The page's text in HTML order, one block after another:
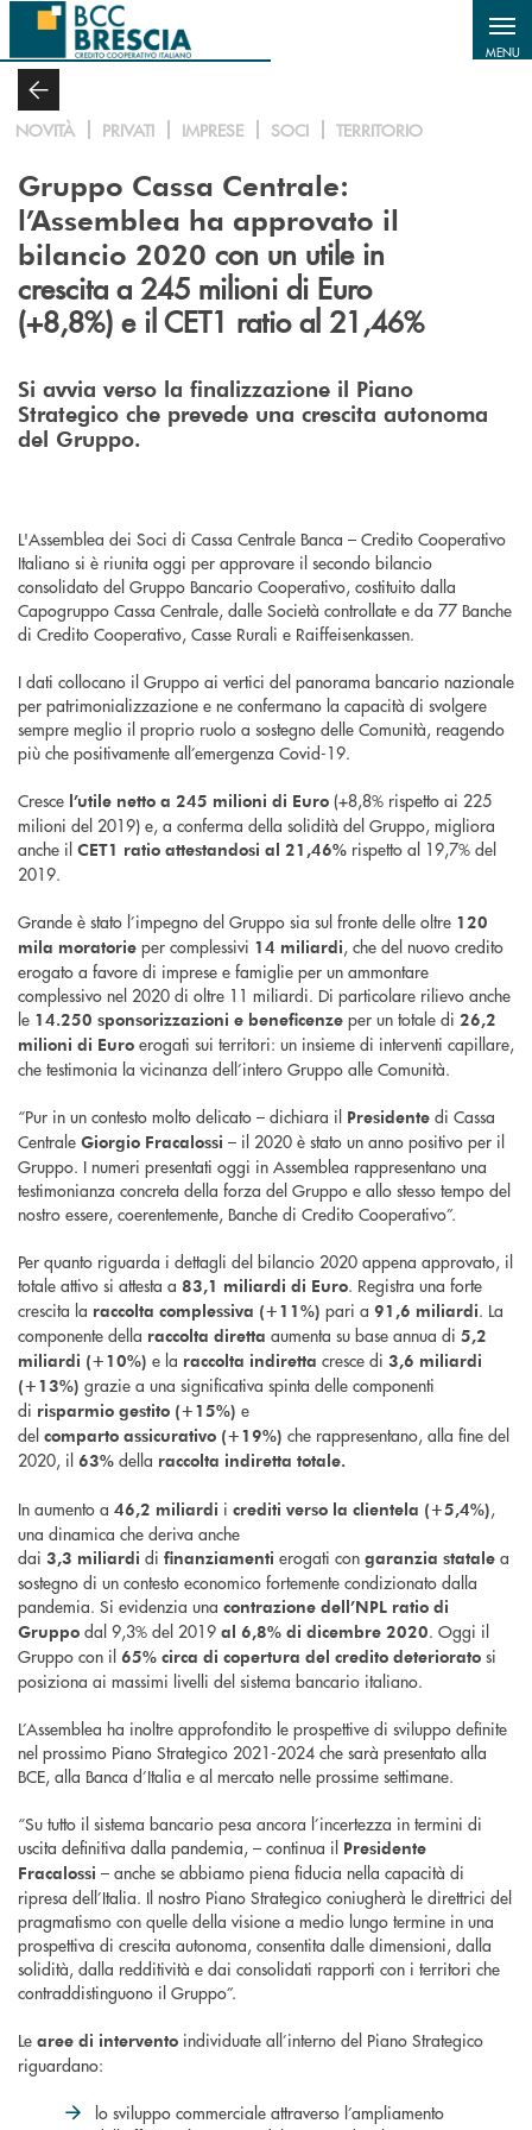
Salta al contenuto principale
MENU
NOVITÀ PRIVATI IMPRESE SOCI TERRITORIO
Gruppo Cassa Centrale:
l’Assemblea ha approvato il
bilancio 2020 con un utile in
crescita a 245 milioni di Euro
(+8,8%) e il CET1 ratio al 21,46%
Si avvia verso la finalizzazione il Piano
Strategico che prevede una crescita autonoma
del Gruppo.
L'Assemblea dei Soci di Cassa Centrale Banca – Credito Cooperativo
Italiano si è riunita oggi per approvare il secondo bilancio
consolidato del Gruppo Bancario Cooperativo, costituito dalla
Capogruppo Cassa Centrale, dalle Società controllate e da 77 Banche
di Credito Cooperativo, Casse Rurali e Raiffeisenkassen.
I dati collocano il Gruppo ai vertici del panorama bancario nazionale
per patrimonializzazione e ne confermano la capacità di svolgere
sempre meglio il proprio ruolo a sostegno delle Comunità, reagendo
più che positivamente all’emergenza Covid-19.
Cresce l’utile netto a 245 milioni di Euro (+8,8% rispetto ai 225
milioni del 2019) e, a conferma della solidità del Gruppo, migliora
anche il CET1 ratio attestandosi al 21,46% rispetto al 19,7% del
2019.
Grande è stato l’impegno del Gruppo sia sul fronte delle oltre 120
mila moratorie per complessivi 14 miliardi, che del nuovo credito
erogato a favore di imprese e famiglie per un ammontare
complessivo nel 2020 di oltre 11 miliardi. Di particolare rilievo anche
le 14.250 sponsorizzazioni e beneficenze per un totale di 26,2
milioni di Euro erogati sui territori: un insieme di interventi capillare,
che testimonia la vicinanza dell’intero Gruppo alle Comunità.
“Pur in un contesto molto delicato – dichiara il Presidente di Cassa
Centrale Giorgio Fracalossi – il 2020 è stato un anno positivo per il
Gruppo. I numeri presentati oggi in Assemblea rappresentano una
testimonianza concreta della forza del Gruppo e allo stesso tempo del
nostro essere, coerentemente, Banche di Credito Cooperativo”.
Per quanto riguarda i dettagli del bilancio 2020 appena approvato, il
totale attivo si attesta a 83,1 miliardi di Euro. Registra una forte
crescita la raccolta complessiva (+11%) pari a 91,6 miliardi. La
componente della raccolta diretta aumenta su base annua di 5,2
miliardi (+10%) e la raccolta indiretta cresce di 3,6 miliardi
(+13%) grazie a una significativa spinta delle componenti
di risparmio gestito (+15%) e
del comparto assicurativo (+19%) che rappresentano, alla fine del
2020, il 63% della raccolta indiretta totale.
In aumento a 46,2 miliardi i crediti verso la clientela (+5,4%),
una dinamica che deriva anche
dai 3,3 miliardi di finanziamenti erogati con garanzia statale a
sostegno di un contesto economico fortemente condizionato dalla
pandemia. Si evidenzia una contrazione dell’NPL ratio di
Gruppo dal 9,3% del 2019 al 6,8% di dicembre 2020. Oggi il
Gruppo con il 65% circa di copertura del credito deteriorato si
posiziona ai massimi livelli del sistema bancario italiano.
L’Assemblea ha inoltre approfondito le prospettive di sviluppo definite
nel prossimo Piano Strategico 2021-2024 che sarà presentato alla
BCE, alla Banca d’Italia e al mercato nelle prossime settimane.
“Su tutto il sistema bancario pesa ancora l’incertezza in termini di
uscita definitiva dalla pandemia, – continua il Presidente
Fracalossi – anche se abbiamo piena fiducia nella capacità di
ripresa dell’Italia. Il nostro Piano Strategico coniugherà le direttrici del
pragmatismo con quelle della visione a medio lungo termine in una
prospettiva di crescita autonoma, consentita dalle dimensioni, dalla
solidità, dalla redditività e dai consolidati rapporti con i territori che
contraddistinguono il Gruppo”.
Le aree di intervento individuate all’interno del Piano Strategico
riguardano:
lo sviluppo commerciale attraverso l’ampliamento